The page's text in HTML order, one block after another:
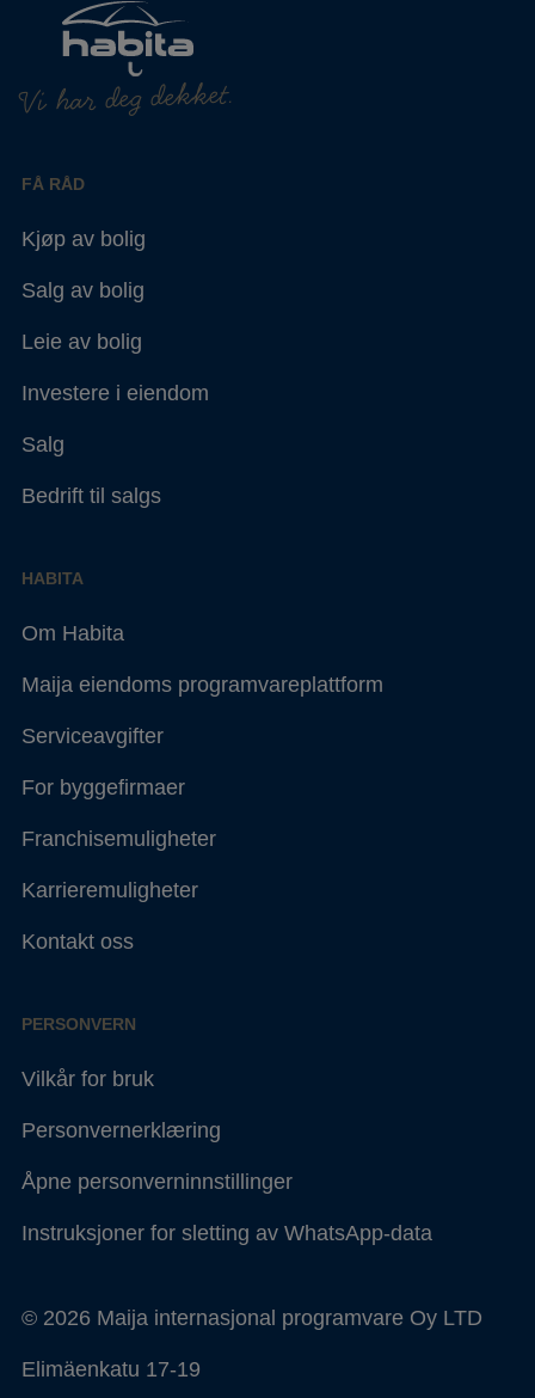
Vi har deg dekket.
FÅ RÅD
Kjøp av bolig
Salg av bolig
Leie av bolig
Investere i eiendom
Salg
Bedrift til salgs
HABITA
Om Habita
Maija eiendoms programvareplattform
Serviceavgifter
For byggefirmaer
Franchisemuligheter
Karrieremuligheter
Kontakt oss
PERSONVERN
Vilkår for bruk
Personvernerklæring
Åpne personverninnstillinger
Instruksjoner for sletting av WhatsApp-data
© 2026 Maija internasjonal programvare Oy LTD
Elimäenkatu 17-19